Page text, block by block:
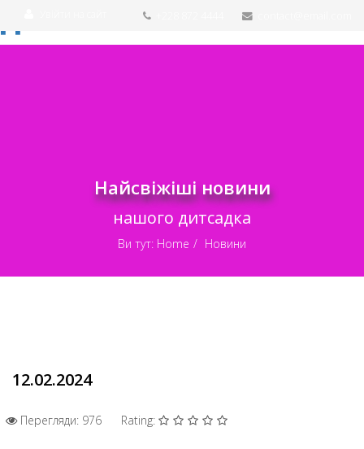
Найсвіжіші новини
нашого дитсадка
Ви тут: Home Новини
12.02.2024
Перегляди: 976 Rating: